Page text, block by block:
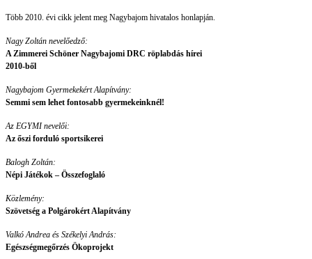
Több 2010. évi cikk jelent meg Nagybajom hivatalos honlapján.
Nagy Zoltán nevelőedző:
A Zimmerei Schöner Nagybajomi DRC röplabdás hírei
2010-ből
Nagybajom Gyermekekért Alapítvány:
Semmi sem lehet fontosabb gyermekeinknél!
Az EGYMI nevelői:
Az őszi forduló sportsikerei
Balogh Zoltán:
Népi Játékok – Összefoglaló
Közlemény:
Szövetség a Polgárokért Alapítvány
Valkó Andrea és Székelyi András:
Egészségmegőrzés Ökoprojekt